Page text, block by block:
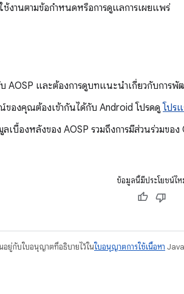
ช้งานตามข้อกำหนดหรือการดูแลการเผยแพร่
AOSP และต้องการดูบทแนะนำเกี่ยวกับการพั
ของคุณต้องเข้ากันได้กับ Android โปรดดู โปร
ลเบื้องหลังของ AOSP รวมถึงการมีส่วนร่วมข
ข้อมูลนี้มีประโยชน์ไห
อยู่กับใบอนุญาตที่อธิบายไว้ในใบอนุญาตการใช้เนื้อหา